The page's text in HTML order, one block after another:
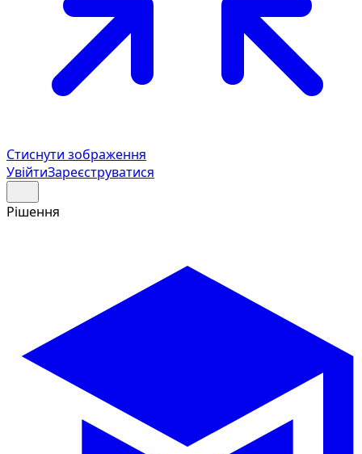
Стиснути зображення
УвійтиЗареєструватися
Рішення